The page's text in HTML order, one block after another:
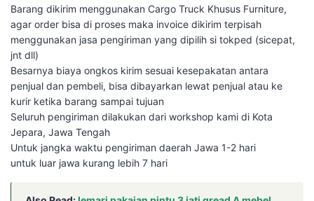
Barang dikirim menggunakan Cargo Truck Khusus Furniture,
agar order bisa di proses maka invoice dikirim terpisah
menggunakan jasa pengiriman yang dipilih si tokped (sicepat,
jnt dll)
Besarnya biaya ongkos kirim sesuai kesepakatan antara
penjual dan pembeli, bisa dibayarkan lewat penjual atau ke
kurir ketika barang sampai tujuan
Seluruh pengiriman dilakukan dari workshop kami di Kota
Jepara, Jawa Tengah
Untuk jangka waktu pengiriman daerah Jawa 1-2 hari
untuk luar jawa kurang lebih 7 hari